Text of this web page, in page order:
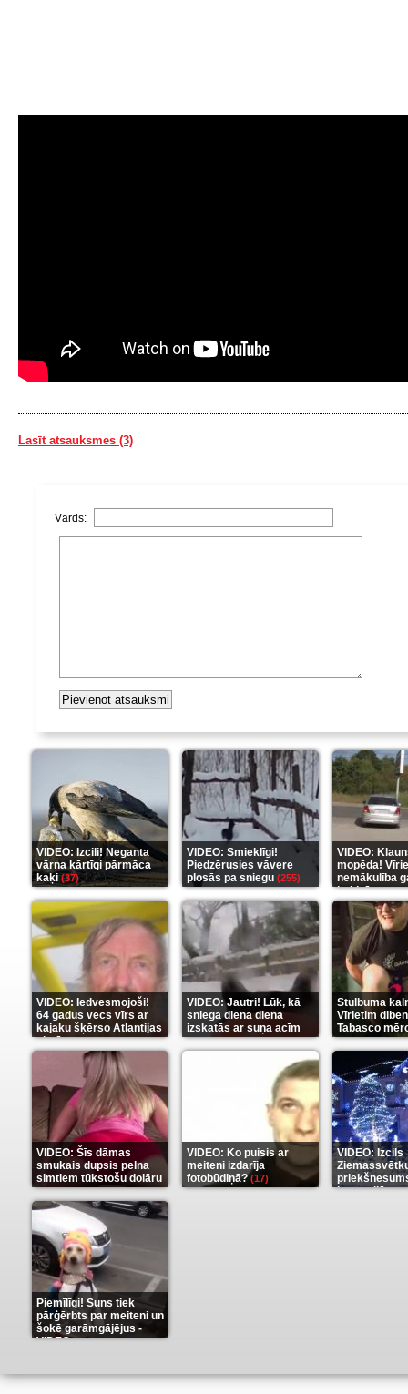
Lasīt atsauksmes (3)
Vārds:
VIDEO: Izcili! Neganta
vārna kārtīgi pārmāca
kaķi(37)
VIDEO: Smieklīgi!
Piedzērusies vāvere
plosās pa sniegu (255)
VIDEO:
mopēda!
nemākulība
beidzās ar
(289)
VIDEO: Iedvesmojoši!
64 gadus vecs vīrs ar
kajaku šķērso Atlantijas
okeānu(5)
VIDEO: Jautri! Lūk, kā
sniega diena diena
izskatās ar suņa acīm
(6)
Stulbuma
Vīrietim
Tabasco
(7)
VIDEO: Šīs dāmas
smukais dupsis pelna
simtiem tūkstošu dolāru
(9)
VIDEO: Ko puisis ar
meiteni izdarīja
fotobūdiņā?(17)
VIDEO: Izcils
karu stilā(7)
Piemīlīgi! Suns tiek
pārģērbts par meiteni un
šokē garāmgājējus -
VIDEO(8)